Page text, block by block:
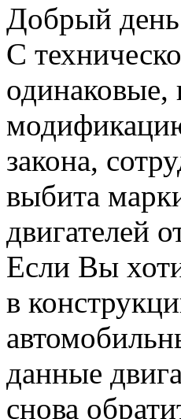
Добрый
С
закона,
выбита
двигателей
Если Вы
в
данные
снова